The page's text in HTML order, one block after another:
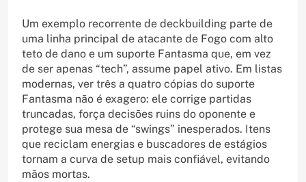
Um exemplo recorrente de deckbuilding parte de
uma linha principal de atacante de Fogo com alto
teto de dano e um suporte Fantasma que, em vez
de ser apenas “tech”, assume papel ativo. Em listas
modernas, ver três a quatro cópias do suporte
Fantasma não é exagero: ele corrige partidas
truncadas, força decisões ruins do oponente e
protege sua mesa de “swings” inesperados. Itens
que reciclam energias e buscadores de estágios
tornam a curva de setup mais confiável, evitando
mãos mortas.